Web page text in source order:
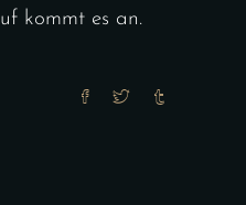
kommt es an.